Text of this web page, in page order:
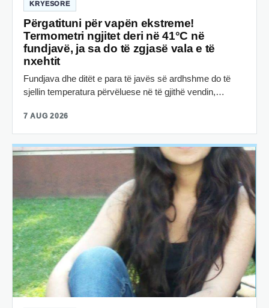
KRYESORE
Përgatituni për vapën ekstreme!
Termometri ngjitet deri në 41°C në
fundjavë, ja sa do të zgjasë vala e të
nxehtit
Fundjava dhe ditët e para të javës së ardhshme do të
sjellin temperatura përvëluese në të gjithë vendin,…
7 AUG 2026